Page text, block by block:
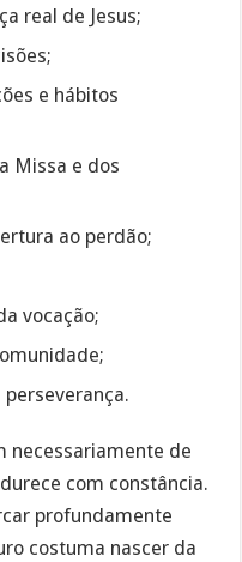
real de Jesus;
e hábitos
Missa e dos
ao perdão;
vocação;
necessariamente de
com constância.
profundamente
costuma nascer da